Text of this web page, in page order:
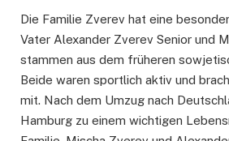
Die Familie Zverev hat eine
Vater Alexander Zverev Senior und
stammen aus dem früheren
Beide waren sportlich aktiv und
mit. Nach dem Umzug nach
Hamburg zu einem wichtigen